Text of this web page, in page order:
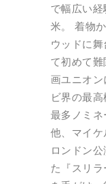
で幅広い
米。 着物
ウッドに
て初めて
画ユニオ
ビ界の最
最多ノミ
他、マイ
ロンドン
た『スリ